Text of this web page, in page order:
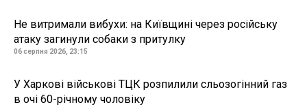
Не витримали вибухи: на Київщині через російську
атаку загинули собаки з притулку
06 серпня 2026, 23:15
У Харкові військові ТЦК розпилили сльозогінний газ
в очі 60-річному чоловіку